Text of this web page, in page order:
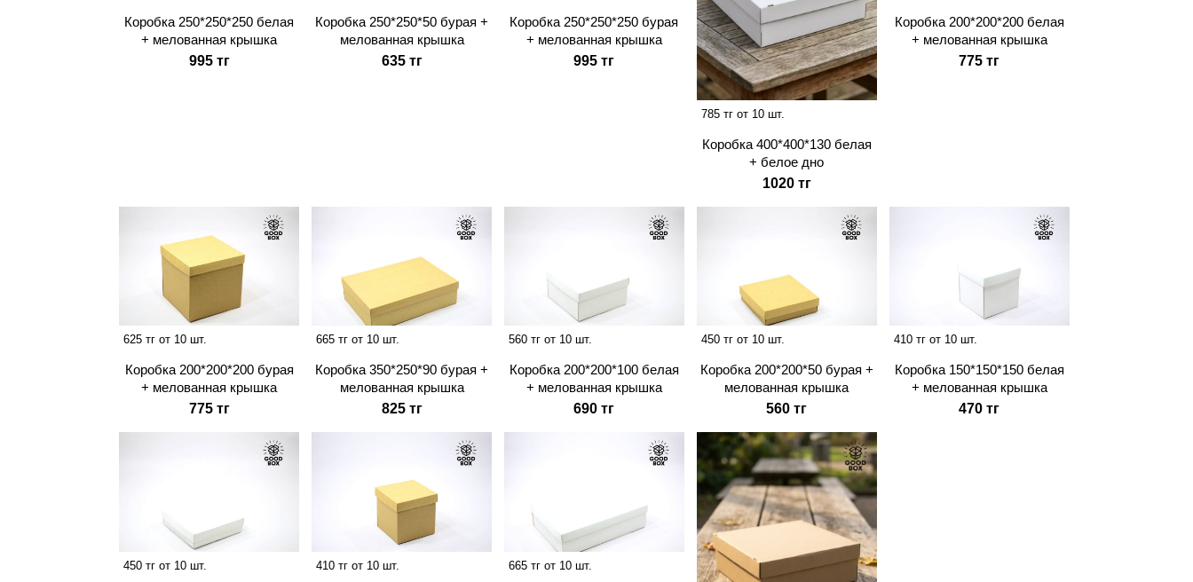
Коробка 250*250*250 белая
+ мелованная крышка
995 тг
Коробка 250*250*50 бурая +
мелованная крышка
635 тг
Коробка 250*250*250 бурая
+ мелованная крышка
995 тг
785 тг от 10 шт.
Коробка 400*400*130 белая
+ белое дно
1020 тг
Коробка 200*200*200 белая
+ мелованная крышка
775 тг
625 тг от 10 шт.
Коробка 200*200*200 бурая
+ мелованная крышка
775 тг
665 тг от 10 шт.
Коробка 350*250*90 бурая +
мелованная крышка
825 тг
560 тг от 10 шт.
Коробка 200*200*100 белая
+ мелованная крышка
690 тг
450 тг от 10 шт.
Коробка 200*200*50 бурая +
мелованная крышка
560 тг
410 тг от 10 шт.
Коробка 150*150*150 белая
+ мелованная крышка
470 тг
450 тг от 10 шт. 410 тг от 10 шт. 665 тг от 10 шт.